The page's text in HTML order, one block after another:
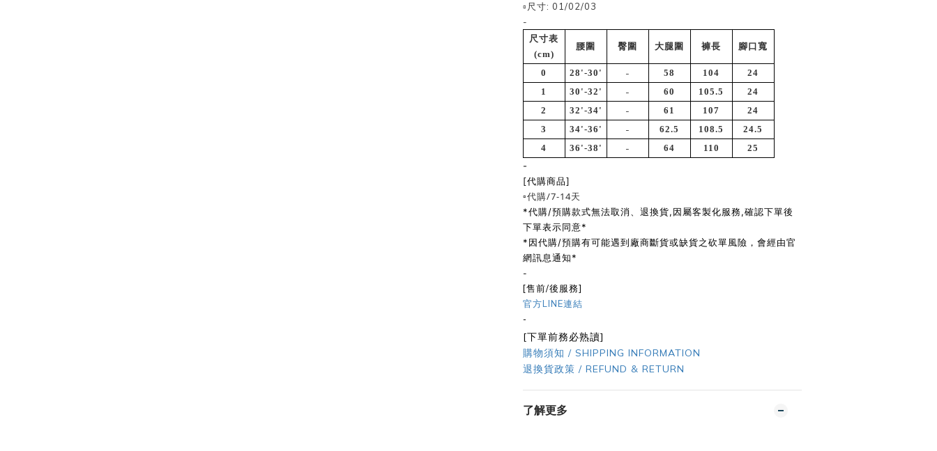
▫️尺寸: 01/02/03
-
尺寸表
(cm)
腰圍 臀圍 大腿圍 褲長 腳口寬
0 28'-30' - 58 104
24
1
30'-32' - 60 105.5
24
2
32'-34' - 61 107
24
3
34'-36' - 62.5 108.5
24.5
4
36'-38' - 64 110 25
-
[代購商品]
▫️代購/7-14天
*代購/預購款式無法取消、退換貨,因屬客製化服務,確認下單後
下單表示同意*
*因代購/預購有可能遇到廠商斷貨或缺貨之砍單風險，會經由官
網訊息通知*
-
[售前/後服務]
官方LINE連結
-
[下單前務必熟讀]
購物須知 / SHIPPING INFORMATION
退換貨政策 / REFUND & RETURN
了解更多